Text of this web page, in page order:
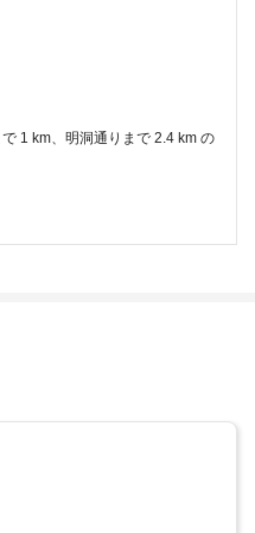
1 km、明洞通りまで 2.4 km の